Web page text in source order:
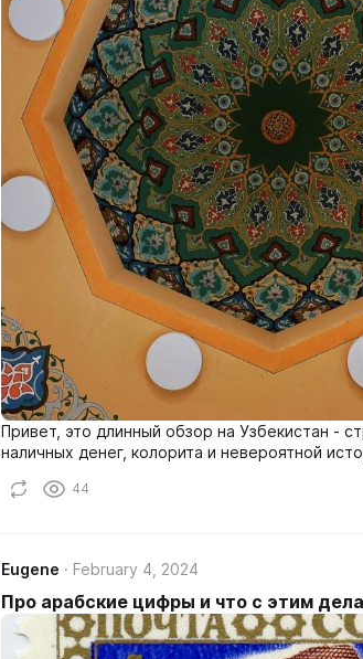
Привет, это длинный обзор на Узбекистан -
наличных денег, колорита и невероятной
44
Eugene February 4, 2024
Про арабские цифры и что с этим